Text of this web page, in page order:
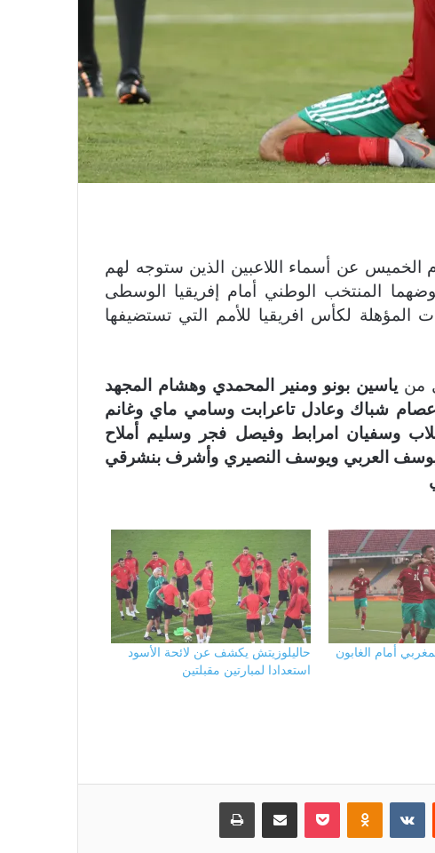
عن أسماء اللاعبين الذين ستوجه لهم
المنتخب الوطني أمام إفريقيا الوسطى
المؤهلة لكأس افريقيا للأمم التي تستضيفها
ياسين بونو ومنير المحمدي وهشام المجهد
شباك وعادل تاعرابت وسامي ماي وغانم
وسفيان امرابط وفيصل فجر وسليم أملاح
العربي ويوسف النصيري وأشرف بنشرقي
أمام الغابون
حاليلوزيتش يكشف عن لائحة الأسود
استعدادا لمبارتين مقبلتين
Odnoklassniki
بوكيت مشاركة عبر البريد طباعة